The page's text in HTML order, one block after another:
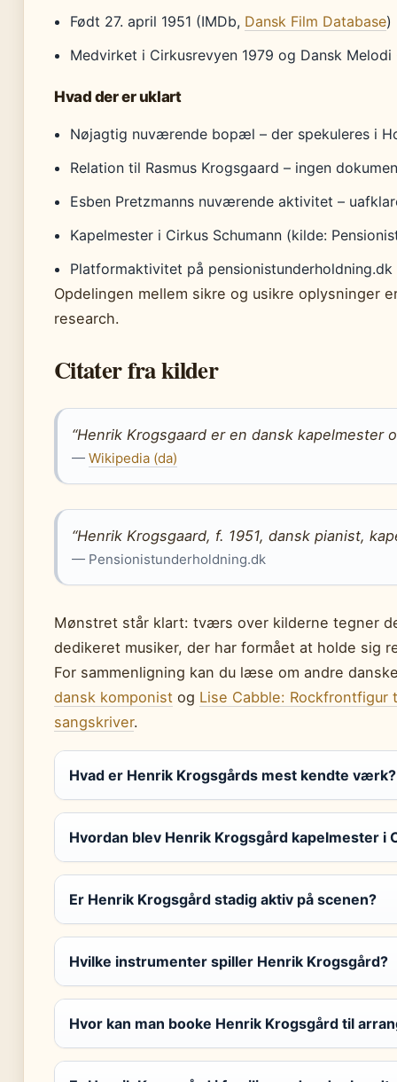
Født 27. april 1951 (IMDb, Dansk Film Database)
Medvirket i Cirkusrevyen 1979 og Dansk Melodi
Hvad der er uklart
Nøjagtig nuværende bopæl – der spekuleres i
Relation til Rasmus Krogsgaard – ingen
Esben Pretzmanns nuværende aktivitet –
Kapelmester i Cirkus Schumann (kilde:
Platformaktivitet på
Opdelingen mellem sikre og usikre oplysninger
research.
Citater fra kilder
“Henrik Krogsgaard er en dansk kapelmester
— Wikipedia (da)
“Henrik Krogsgaard, f. 1951, dansk pianist,
— Pensionistunderholdning.dk
Mønstret står klart: tværs over kilderne tegner
dedikeret musiker, der har formået at holde sig
For sammenligning kan du læse om andre
dansk komponist og Lise Cabble: Rockfrontfigur
sangskriver.
Hvad er Henrik Krogsgårds mest kendte værk?
Hvordan blev Henrik Krogsgård kapelmester i
Er Henrik Krogsgård stadig aktiv på scenen?
Hvilke instrumenter spiller Henrik Krogsgård?
Hvor kan man booke Henrik Krogsgård til